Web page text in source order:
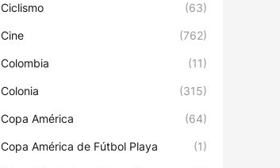
Ciclismo (63)
Cine (762)
Colombia (11)
Colonia (315)
Copa América (64)
Copa América de Fútbol Playa (1)